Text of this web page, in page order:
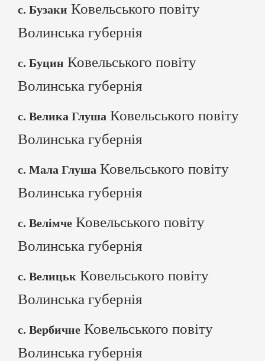
с. Бузаки Ковельського повіту
Волинська губернія
с. Буцин Ковельського повіту
Волинська губернія
с. Велика Глуша Ковельського повіту
Волинська губернія
с. Мала Глуша Ковельського повіту
Волинська губернія
с. Велімче Ковельського повіту
Волинська губернія
с. Велицьк Ковельського повіту
Волинська губернія
с. Вербичне Ковельського повіту
Волинська губернія